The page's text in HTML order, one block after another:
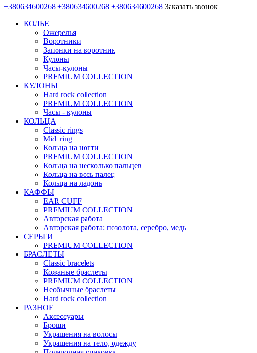
+380634600268 +380634600268 +380634600268 Заказать звонок
КОЛЬЕ
Ожерелья
Воротники
Запонки на воротник
Кулоны
Часы-кулоны
PREMIUM COLLECTION
КУЛОНЫ
Hard rock collection
PREMIUM COLLECTION
Часы - кулоны
КОЛЬЦА
Classic rings
Midi ring
Кольца на ногти
PREMIUM COLLECTION
Кольца на несколько пальцев
Кольца на весь палец
Кольца на ладонь
КАФФЫ
EAR CUFF
PREMIUM COLLECTION
Авторская работа
Авторская работа: позолота, серебро, медь
СЕРЬГИ
PREMIUM COLLECTION
БРАСЛЕТЫ
Classic bracelets
Кожаные браслеты
PREMIUM COLLECTION
Необычные браслеты
Hard rock collection
РАЗНОЕ
Аксессуары
Броши
Украшения на волосы
Украшения на тело, одежду